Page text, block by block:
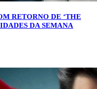
RETORNO DE ‘THE
DA SEMANA